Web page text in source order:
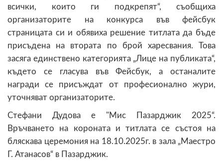
всички, които ги подкрепят“, съобщиха
организаторите на конкурса във фейсбук
страницата си и обявиха решение титлата да бъде
присъдена на втората по брой харесвания. Това
засяга единствено категорията „Лице на публиката“,
където се гласува във Фейсбук, а останалите
награди се присъждат от професионално жури,
уточняват организаторите.
Стефани Дудова е "Мис Пазарджик 2025“.
Връчването на короната и титлата се състоя на
бляскава церемония на 18.10.2025г. в зала „Маестро
Г. Атанасов“ в Пазарджик.